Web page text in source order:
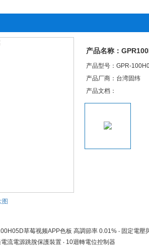
图
产品名称：
产品型号：GPR-
产品厂商：台湾固纬
产品文档：
草莓视频APP色板 高調節率 0.01% ‧ 固定電壓
流電源跳脫保護裝置 ‧ 10迴轉電位控制器